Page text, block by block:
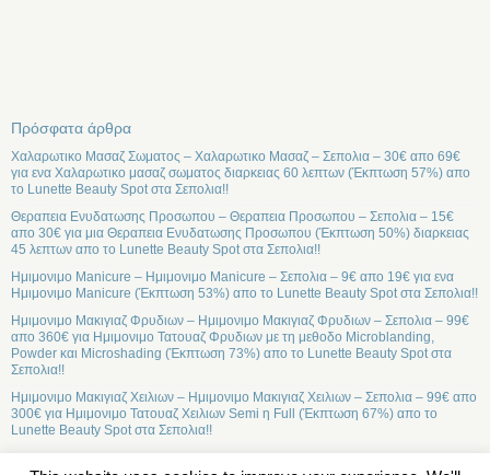
Πρόσφατα άρθρα
Χαλαρωτικο Μασαζ Σωματος – Χαλαρωτικο Μασαζ – Σεπολια – 30€ απο 69€
για ενα Χαλαρωτικο μασαζ σωματος διαρκειας 60 λεπτων (Έκπτωση 57%) απο
το Lunette Beauty Spot στα Σεπολια!!
Θεραπεια Ενυδατωσης Προσωπου – Θεραπεια Προσωπου – Σεπολια – 15€
απο 30€ για μια Θεραπεια Ενυδατωσης Προσωπου (Έκπτωση 50%) διαρκειας
45 λεπτων απο το Lunette Beauty Spot στα Σεπολια!!
Ημιμονιμο Manicure – Ημιμονιμο Manicure – Σεπολια – 9€ απο 19€ για ενα
Ημιμονιμο Manicure (Έκπτωση 53%) απο το Lunette Beauty Spot στα Σεπολια!!
Ημιμονιμο Μακιγιαζ Φρυδιων – Ημιμονιμο Μακιγιαζ Φρυδιων – Σεπολια – 99€
απο 360€ για Ημιμονιμο Τατουαζ Φρυδιων με τη μεθοδο Microblanding,
Powder και Microshading (Έκπτωση 73%) απο το Lunette Beauty Spot στα
Σεπολια!!
Ημιμονιμο Μακιγιαζ Χειλιων – Ημιμονιμο Μακιγιαζ Χειλιων – Σεπολια – 99€ απο
300€ για Ημιμονιμο Τατουαζ Χειλιων Semi η Full (Έκπτωση 67%) απο το
Lunette Beauty Spot στα Σεπολια!!